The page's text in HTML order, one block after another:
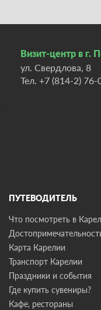
Визит-центр в г.
ул. Свердлова, 8
Тел. +7 (814-2) 76-
ПУТЕВОДИТЕЛЬ
Что посмотреть в
Карта Карелии
Транспорт Карелии
Праздники и события
Где купить сувениры?
Кафе, рестораны